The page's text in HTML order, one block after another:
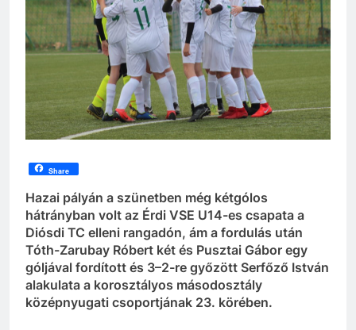
Share
Hazai pályán a szünetben még kétgólos
hátrányban volt az Érdi VSE U14-es csapata a
Diósdi TC elleni rangadón, ám a fordulás után
Tóth-Zarubay Róbert két és Pusztai Gábor egy
góljával fordított és 3–2-re győzött Serfőző István
alakulata a korosztályos másodosztály
középnyugati csoportjának 23. körében.